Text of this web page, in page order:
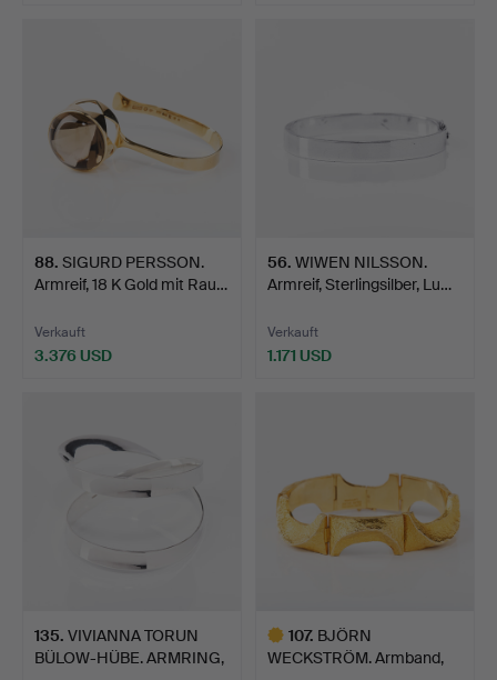
88. SIGURD PERSSON.
Armreif, 18 K Gold mit Rau…
Verkauft
3.376 USD
56. WIWEN NILSSON.
Armreif, Sterlingsilber, Lu…
Verkauft
1.171 USD
135. VIVIANNA TORUN
BÜLOW-HÜBE. ARMRING,
107. BJÖRN
WECKSTRÖM. Armband,